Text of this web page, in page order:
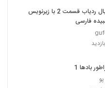
سریال ردیاب قسمت 2 با زیرنویس
فارسی
بادها 1